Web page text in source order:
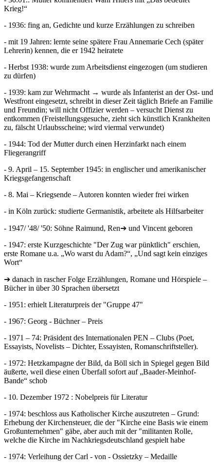
Krieg!“
- 1936: fing an, Gedichte und kurze Erzählungen zu schreiben
- mit 19 Jahren: lernte seine spätere Frau Annemarie Cech (später
Lehrerin) kennen, die er 1942 heiratete
- Herbst 1938: wurde zum Arbeitsdienst eingezogen (um studieren
zu dürfen)
- 1939: kam zur Wehrmacht → wurde als Infanterist an der Ost- und
Westfront eingesetzt, schreibt in dieser Zeit täglich Briefe an Familie
und Freundin; will nicht Offizier werden – versucht Dienst zu
entkommen (Freistellungsgesuche, zieht sich künstlich Krankheiten
zu, fälscht Urlaubsscheine; wird viermal verwundet)
- 1944: Tod der Mutter durch einen Herzinfarkt nach einem
Fliegerangriff
- 9. April – 15. September 1945: in englischer und amerikanischer
Kriegsgefangenschaft
- 8. Mai – Kriegsende – Autoren konnten wieder frei wirken
- in Köln zurück: studierte Germanistik, arbeitete als Hilfsarbeiter
- 1947/ '48/ '50: Söhne Raimund, Ren➔ und Vincent geboren
- 1947: erste Kurzgeschichte "Der Zug war pünktlich" erschien,
erste Romane u.a. „Wo warst du Adam?“, „Und sagt kein einziges
Wort“
➔ danach in rascher Folge Erzählungen, Romane und Hörspiele –
Bücher in über 30 Sprachen übersetzt
- 1951: erhielt Literaturpreis der "Gruppe 47"
- 1967: Georg - Büchner – Preis
- 1971 – 74: Präsident des Internationalen PEN – Clubs (Poet,
Essayists, Novelists – Dichter, Essayisten, Romanschriftsteller).
- 1972: Hetzkampagne der Bild, da Böll sich in Spiegel gegen Bild
äußerte, weil diese einen Überfall sofort auf „Baader-Meinhof-
Bande“ schob
- 10. Dezember 1972 : Nobelpreis für Literatur
- 1974: beschloss aus Katholischer Kirche auszutreten – Grund:
Erhebung der Kirchensteuer, die der "Kirche eine Basis wie einem
Großunternehmen" gäbe, aber auch mit der "militanten Rolle,
welche die Kirche im Nachkriegsdeutschland gespielt habe
- 1974: Verleihung der Carl - von - Ossietzky – Medaille